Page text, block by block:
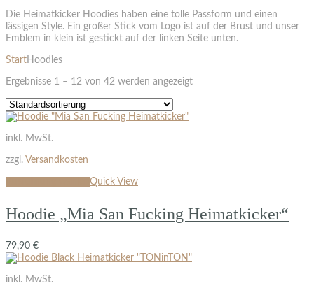
Die Heimatkicker Hoodies haben eine tolle Passform und einen
lässigen Style. Ein großer Stick vom Logo ist auf der Brust und unser
Emblem in klein ist gestickt auf der linken Seite unten.
StartHoodies
Ergebnisse 1 – 12 von 42 werden angezeigt
inkl. MwSt.
zzgl. Versandkosten
Quick View
Hoodie „Mia San Fucking Heimatkicker“
79,90 €
inkl. MwSt.